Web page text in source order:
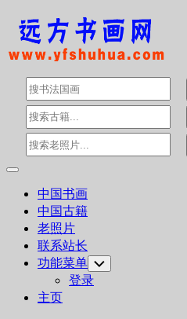
Skip
content
Expand
中国书画
中国古籍
老照片
联系站长
功能菜单 Toggle
Child
Menu
登录
主页